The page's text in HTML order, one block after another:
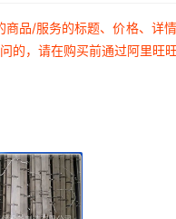
品/服务的标题、价格、
，请在购买前通过阿里